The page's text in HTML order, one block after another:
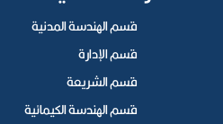
قسم الهندسة المدنية
قسم الإدارة
قسم الشريعة
قسم الهندسة الكيمائية